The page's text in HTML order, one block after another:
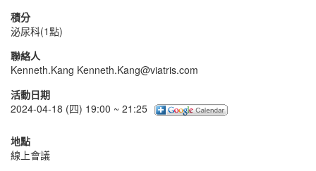
積分
泌尿科(1點)
聯絡人
Kenneth.Kang Kenneth.Kang@viatris.com
活動日期
2024-04-18 (四) 19:00 ~ 21:25
地點
線上會議